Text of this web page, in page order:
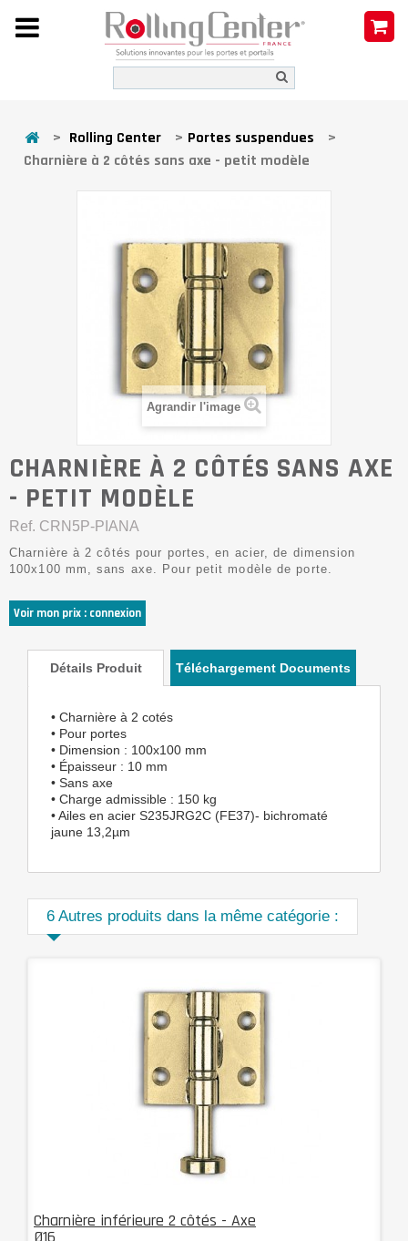
> Rolling Center > Portes suspendues
>
Charnière à 2 côtés sans axe - petit modèle
Agrandir l'image
CHARNIÈRE À 2 CÔTÉS SANS AXE
- PETIT MODÈLE
Ref. CRN5P-PIANA
Charnière à 2 côtés pour portes, en acier, de dimension
100x100 mm, sans axe. Pour petit modèle de porte.
Voir mon prix : connexion
Détails Produit Téléchargement Documents
• Charnière à 2 cotés
• Pour portes
• Dimension : 100x100 mm
• Épaisseur : 10 mm
• Sans axe
• Charge admissible : 150 kg
• Ailes en acier S235JRG2C (FE37)- bichromaté
jaune 13,2µm
6 Autres produits dans la même catégorie :
Charnière inférieure 2 côtés - Axe
Ø16